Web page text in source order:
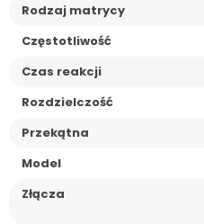
Rodzaj matrycy
Częstotliwość
Czas reakcji
Rozdzielczość
Przekątna
Model
Złącza